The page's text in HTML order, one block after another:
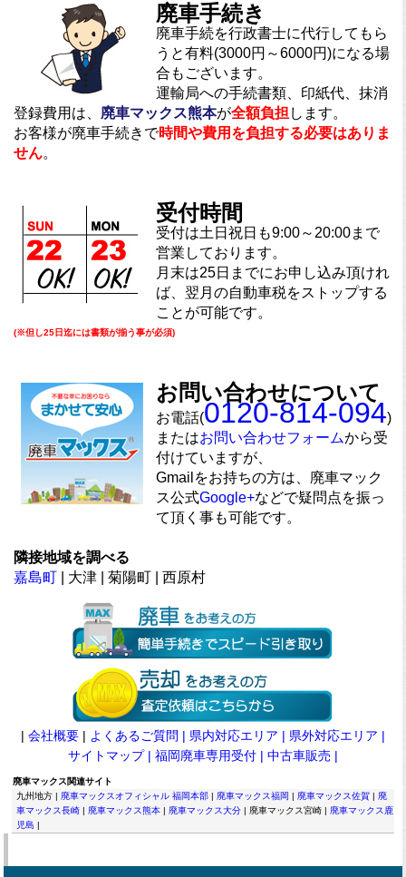
廃車手続き
廃車手続を行政書士に代行してもら
うと有料(3000円～6000円)になる場
合もございます。
運輸局への手続書類、印紙代、抹消
登録費用は、 廃車マックス熊本が全額負担 します。
お客様が廃車手続きで時間や費用を負担する必要はありま
せん。
受付時間
受付は土日祝日も9:00～20:00まで
営業しております。
月末は25日までにお申し込み頂けれ
ば、翌月の自動車税をストップする
ことが可能です。
(※但し25日迄には書類が揃う事が必須)
お問い合わせについて
お電話(0120-814-094)
またはお問い合わせフォームから受
付けていますが、
Gmailをお持ちの方は、廃車マック
ス公式Google+などで疑問点を振っ
て頂く事も可能です。
隣接地域を調べる
嘉島町 | 大津 | 菊陽町 | 西原村
| 会社概要| よくあるご質問 | 県内対応エリア | 県外対応エリア |
サイトマップ | 福岡廃車専用受付 | 中古車販売 |
廃車マックス関連サイト
九州地方 | 廃車マックスオフィシャル 福岡本部| 廃車マックス福岡 | 廃車マックス佐賀| 廃
車マックス長崎 | 廃車マックス熊本| 廃車マックス大分| 廃車マックス宮崎 | 廃車マックス鹿
児島 |